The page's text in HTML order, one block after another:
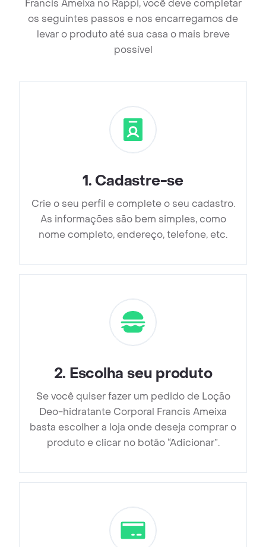
Francis Ameixa no Rappi, você deve completar
os seguintes passos e nos encarregamos de
levar o produto até sua casa o mais breve
possível
1. Cadastre-se
Crie o seu perfil e complete o seu cadastro.
As informações são bem simples, como
nome completo, endereço, telefone, etc.
2. Escolha seu produto
Se você quiser fazer um pedido de Loção
Deo-hidratante Corporal Francis Ameixa
basta escolher a loja onde deseja comprar o
produto e clicar no botão “Adicionar”.